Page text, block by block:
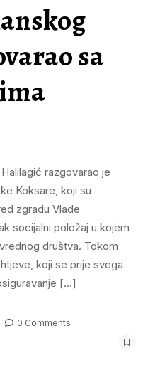
sa
razgovarao je
Koksare, koji su
zgradu Vlade
socijalni položaj u kojem
društva. Tokom
koji se prije svega
[…]
0 Comments